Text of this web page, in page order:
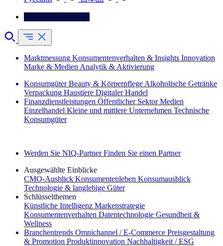
Marktmessung Konsumentenverhalten & Insights Innovation
Marke & Medien Analytik & Aktivierung
Konsumgüter Beauty & Körperpflege Alkoholische Getränke
Verpackung Haustiere Digitaler Handel
Finanzdienstleistungen Öffentlicher Sektor Medien
Einzelhandel Kleine und mittlere Unternehmen Technische
Konsumgüter
Werden Sie NIQ-Partner Finden Sie einen Partner
Ausgewählte Einblicke
CMO‑Ausblick Konsumentenleben Konsumausblick
Technologie & langlebige Güter
Schlüsselthemen
Künstliche Intelligenz Markenstrategie
Konsumentenverhalten Datentechnologie Gesundheit &
Wellness
Branchentrends Omnichannel / E‑Commerce Preisgestaltung
& Promotion Produktinnovation Nachhaltigkeit / ESG